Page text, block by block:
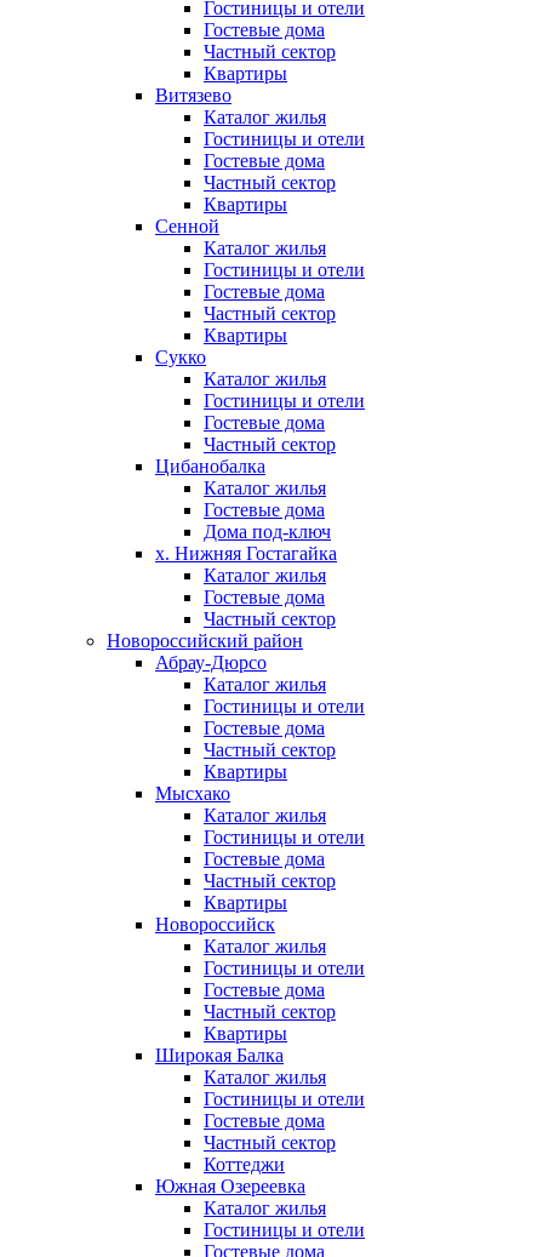
Гостиницы и отели
Гостевые дома
Частный сектор
Квартиры
Витязево
Каталог жилья
Гостиницы и отели
Гостевые дома
Частный сектор
Квартиры
Сенной
Каталог жилья
Гостиницы и отели
Гостевые дома
Частный сектор
Квартиры
Сукко
Каталог жилья
Гостиницы и отели
Гостевые дома
Частный сектор
Цибанобалка
Каталог жилья
Гостевые дома
Дома под-ключ
х. Нижняя Гостагайка
Каталог жилья
Гостевые дома
Частный сектор
Новороссийский район
Абрау-Дюрсо
Каталог жилья
Гостиницы и отели
Гостевые дома
Частный сектор
Квартиры
Мысхако
Каталог жилья
Гостиницы и отели
Гостевые дома
Частный сектор
Квартиры
Новороссийск
Каталог жилья
Гостиницы и отели
Гостевые дома
Частный сектор
Квартиры
Широкая Балка
Каталог жилья
Гостиницы и отели
Гостевые дома
Частный сектор
Коттеджи
Южная Озереевка
Каталог жилья
Гостиницы и отели
Гостевые дома